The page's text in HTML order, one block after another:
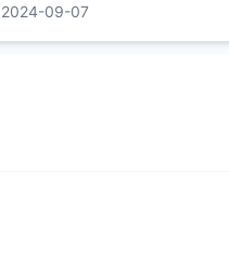
有
缩
2024-09-07